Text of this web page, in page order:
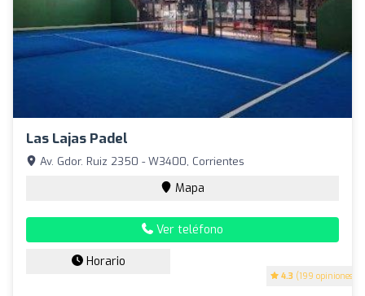
Las Lajas Padel
4.3 (199 opiniones)
Av. Gdor. Ruiz 2350 - W3400, Corrientes
Mapa
Ver teléfono
Horario